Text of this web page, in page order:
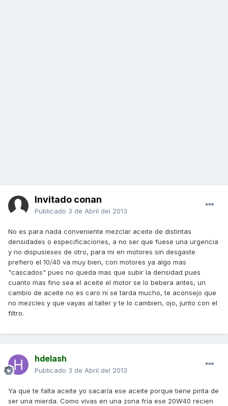
Invitado conan
Publicado 3 de Abril del 2013
No es para nada conveniente mezclar aceite de distintas
densidades o especificaciones, a no ser que fuese una urgencia
y no dispusieses de otro, para mi en motores sin desgaste
prefiero el 10/40 va muy bien, con motores ya algo mas
"cascados" pues no queda mas que subir la densidad pues
cuanto mas fino sea el aceite el motor se lo bebera antes, un
cambio de aceite no es caro ni se tarda mucho, te aconsejo que
no mezcles y que vayas al taller y te lo cambien, ojo, junto con el
filtro.
hdelash
Publicado 3 de Abril del 2013
Ya que te falta aceite yo sacaría ese aceite porque tiene pinta de
ser una mierda. Como vivas en una zona fría ese 20W40 recien